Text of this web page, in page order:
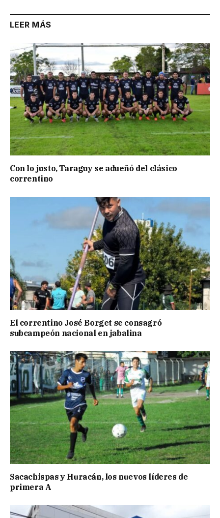
LEER MÁS
Con lo justo, Taraguy se adueñó del clásico
correntino
El correntino José Borget se consagró
subcampeón nacional en jabalina
Sacachispas y Huracán, los nuevos líderes de
primera A